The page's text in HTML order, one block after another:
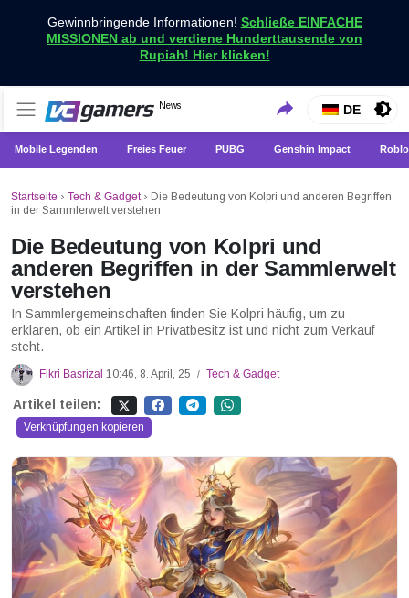
Gewinnbringende Informationen! Schließe EINFACHE
MISSIONEN ab und verdiene Hunderttausende von
Rupiah! Hier klicken!
VCGamers-Neuigkeiten
News
Holen Sie sich die neuesten Spielnachrichten nur bei
VCGamers
DE
Mobile Legenden Freies Feuer PUBG Genshin Impact
Startseite › Tech & Gadget› Die Bedeutung von Kolpri und anderen Begriffen
in der Sammlerwelt verstehen
Die Bedeutung von Kolpri und
anderen Begriffen in der Sammlerwelt
verstehen
In Sammlergemeinschaften finden Sie Kolpri häufig, um zu
erklären, ob ein Artikel in Privatbesitz ist und nicht zum Verkauf
steht.
Fikri Basrizal 10:46, 8. April, 25 / Tech & Gadget
Artikel teilen:
Verknüpfungen kopieren